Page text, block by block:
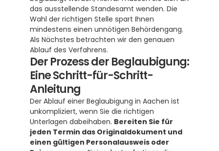
das ausstellende Standesamt wenden. Die
Wahl der richtigen Stelle spart Ihnen
mindestens einen unnötigen Behördengang.
Als Nächstes betrachten wir den genauen
Ablauf des Verfahrens.
Der Prozess der Beglaubigung:
Eine Schritt-für-Schritt-
Anleitung
Der Ablauf einer Beglaubigung in Aachen ist
unkompliziert, wenn Sie die richtigen
Unterlagen dabeihaben. Bereiten Sie für
jeden Termin das Originaldokument und
einen gültigen Personalausweis oder